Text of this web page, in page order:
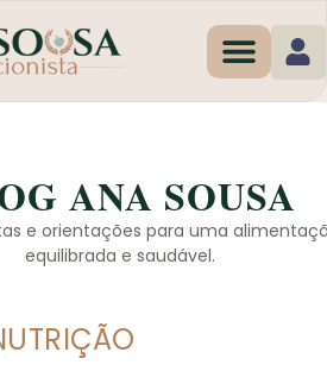
ANA SOUSA
e orientações para uma
equilibrada e saudável.